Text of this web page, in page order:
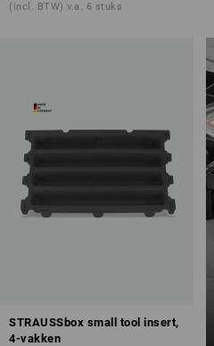
(incl. BTW) v.a. 6 stuks
STRAUSSbox small tool insert,
4-vakken